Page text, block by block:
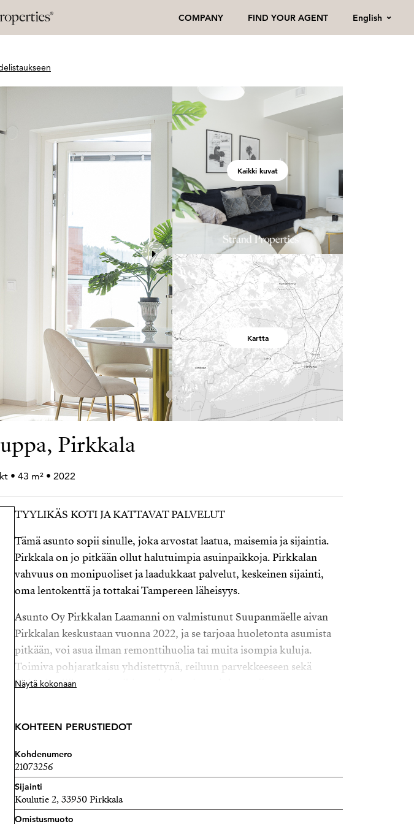
COMPANY FIND YOUR AGENT English
Kaikki kuvat
Kartta
Pirkkala
kt • 43 m² • 2022
TYYLIKÄS KOTI JA KATTAVAT PALVELUT
Tämä asunto sopii sinulle, joka arvostat laatua, maisemia ja sijaintia.
Pirkkala on jo pitkään ollut halutuimpia asuinpaikkoja. Pirkkalan
vahvuus on monipuoliset ja laadukkaat palvelut, keskeinen sijainti,
oma lentokenttä ja tottakai Tampereen läheisyys.
Asunto Oy Pirkkalan Laamanni on valmistunut Suupanmäelle aivan
Pirkkalan keskustaan vuonna 2022, ja se tarjoaa huoletonta asumista
pitkään, voi asua ilman remonttihuolia tai muita isompia kuluja.
Toimiva pohjaratkaisu yhdistettynä, reiluun parvekkeeseen sekä
Pirkkalan liikuntareitteihin on kokonaisuus joka sopii moneen
Jokaiselle oma koti on haaveita, muistoja, valoja ja värejä tarjoava.
yhdistelmästä. Arkkitehdin tehtävänä on ollut tehdä pohjaratkaisusta
niin hyvä, että se toimii loistavasti sinkun tai pienen perheen asuntona.
Sisustuksella sinä teet siitä juuri sinun näköisen.
Olohuone on valoista ja sen jatkeena on aurinkoinen lasitettu
Näytä kokonaan
KOHTEEN PERUSTIEDOT
Kohdenumero
21073256
Sijainti
Koulutie 2, 33950 Pirkkala
Omistusmuoto